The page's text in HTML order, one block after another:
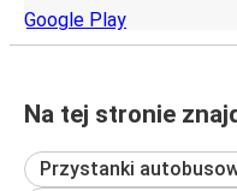
Na tej stronie
Przystanki